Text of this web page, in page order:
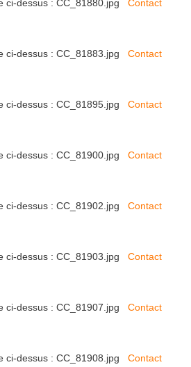
ci-dessus : CC_81880.jpg Contact
ci-dessus : CC_81883.jpg Contact
ci-dessus : CC_81895.jpg Contact
ci-dessus : CC_81900.jpg Contact
ci-dessus : CC_81902.jpg Contact
ci-dessus : CC_81903.jpg Contact
ci-dessus : CC_81907.jpg Contact
ci-dessus : CC_81908.jpg Contact